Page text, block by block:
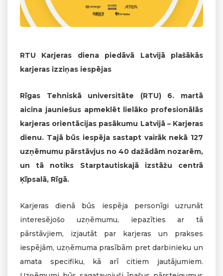
RTU Karjeras diena piedāvā Latvijā plašākās
karjeras izziņas iespējas
Rīgas Tehniskā universitāte (RTU) 6. martā
aicina jauniešus apmeklēt lielāko profesionālās
karjeras orientācijas pasākumu Latvijā – Karjeras
dienu. Tajā būs iespēja sastapt vairāk nekā 127
uzņēmumu pārstāvjus no 40 dažādām nozarēm,
un tā notiks Starptautiskajā izstāžu centrā
Ķīpsalā, Rīgā.
Karjeras dienā būs iespēja personīgi uzrunāt
interesējošo uzņēmumu, iepazīties ar tā
pārstāvjiem, izjautāt par karjeras un prakses
iespējām, uzņēmuma prasībām pret darbinieku un
amata specifiku, kā arī citiem jautājumiem.